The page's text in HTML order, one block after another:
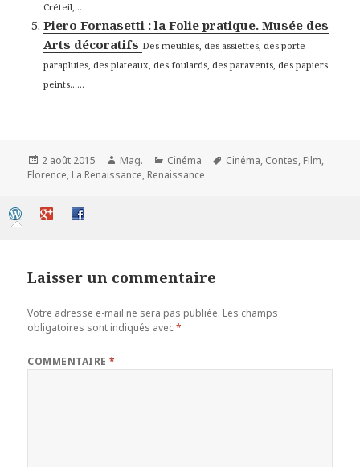
Créteil,...
Piero Fornasetti : la Folie pratique. Musée des
Arts décoratifs Des meubles, des assiettes, des porte-
parapluies, des plateaux, des foulards, des paravents, des papiers
peints…...
Publié
le
2 août 2015 Auteur
Mag. Catégories
Cinéma
Mots-
Cinéma, Contes, Film,
Florence, La Renaissance, Renaissance
Laisser un commentaire
Votre adresse e-mail ne sera pas publiée. Les champs
obligatoires sont indiqués avec*
COMMENTAIRE*